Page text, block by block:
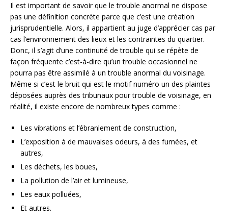
Il est important de savoir que le trouble anormal ne dispose
pas une définition concrète parce que c’est une création
jurisprudentielle. Alors, il appartient au juge d’apprécier cas par
cas l’environnement des lieux et les contraintes du quartier.
Donc, il s’agit d’une continuité de trouble qui se répète de
façon fréquente c’est-à-dire qu’un trouble occasionnel ne
pourra pas être assimilé à un trouble anormal du voisinage.
Même si c’est le bruit qui est le motif numéro un des plaintes
déposées auprès des tribunaux pour trouble de voisinage, en
réalité, il existe encore de nombreux types comme :
Les vibrations et l’ébranlement de construction,
L’exposition à de mauvaises odeurs, à des fumées, et
autres,
Les déchets, les boues,
La pollution de l’air et lumineuse,
Les eaux polluées,
Et autres.